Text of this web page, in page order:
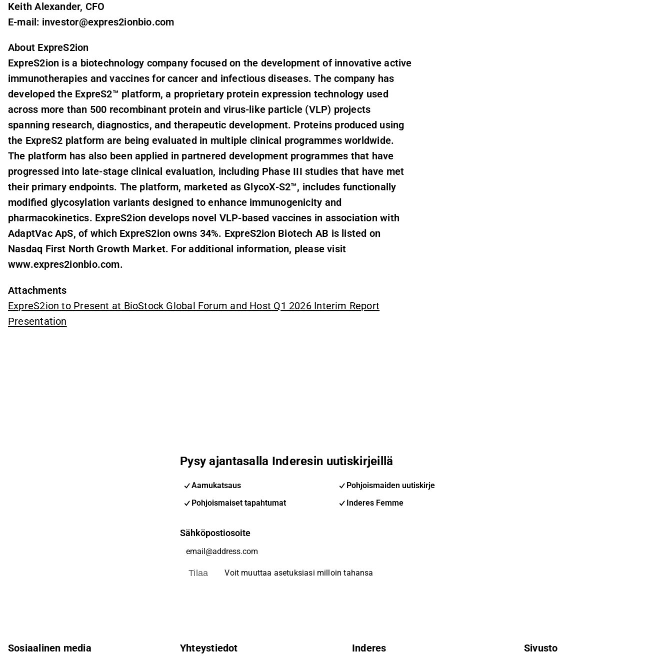
Keith Alexander, CFO
E-mail: investor@expres2ionbio.com
About ExpreS2ion
ExpreS2ion is a biotechnology company focused on the development of innovative active
immunotherapies and vaccines for cancer and infectious diseases. The company has
developed the ExpreS2™ platform, a proprietary protein expression technology used
across more than 500 recombinant protein and virus-like particle (VLP) projects
spanning research, diagnostics, and therapeutic development. Proteins produced using
the ExpreS2 platform are being evaluated in multiple clinical programmes worldwide.
The platform has also been applied in partnered development programmes that have
progressed into late-stage clinical evaluation, including Phase III studies that have met
their primary endpoints. The platform, marketed as GlycoX-S2™, includes functionally
modified glycosylation variants designed to enhance immunogenicity and
pharmacokinetics. ExpreS2ion develops novel VLP-based vaccines in association with
AdaptVac ApS, of which ExpreS2ion owns 34%. ExpreS2ion Biotech AB is listed on
Nasdaq First North Growth Market. For additional information, please visit
www.expres2ionbio.com.
Attachments
ExpreS2ion to Present at BioStock Global Forum and Host Q1 2026 Interim Report
Presentation
Pysy ajantasalla Inderesin uutiskirjeillä
Aamukatsaus
Pohjoismaiden uutiskirje
Pohjoismaiset tapahtumat
Inderes Femme
Sähköpostiosoite
Tilaa Voit muuttaa asetuksiasi milloin tahansa
Sosiaalinen media Yhteystiedot Inderes Sivusto